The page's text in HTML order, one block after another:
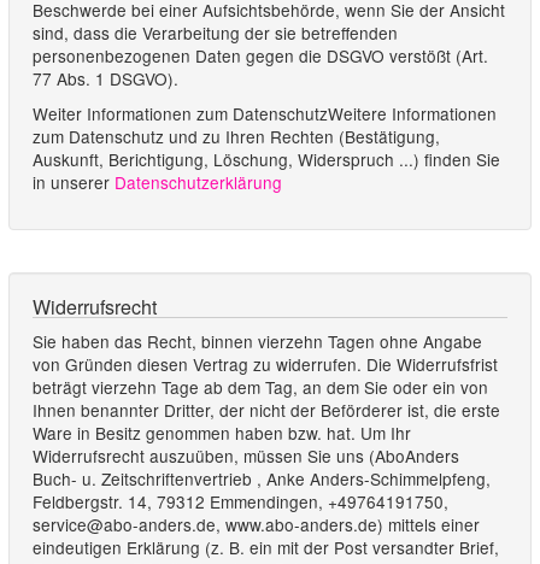
Beschwerde bei einer Aufsichtsbehörde, wenn Sie der Ansicht
sind, dass die Verarbeitung der sie betreffenden
personenbezogenen Daten gegen die DSGVO verstößt (Art.
77 Abs. 1 DSGVO).
Weiter Informationen zum DatenschutzWeitere Informationen
zum Datenschutz und zu Ihren Rechten (Bestätigung,
Auskunft, Berichtigung, Löschung, Widerspruch ...) finden Sie
in unserer Datenschutzerklärung
Widerrufsrecht
Sie haben das Recht, binnen vierzehn Tagen ohne Angabe
von Gründen diesen Vertrag zu widerrufen. Die Widerrufsfrist
beträgt vierzehn Tage ab dem Tag, an dem Sie oder ein von
Ihnen benannter Dritter, der nicht der Beförderer ist, die erste
Ware in Besitz genommen haben bzw. hat. Um Ihr
Widerrufsrecht auszuüben, müssen Sie uns (AboAnders
Buch- u. Zeitschriftenvertrieb , Anke Anders-Schimmelpfeng,
Feldbergstr. 14, 79312 Emmendingen, +49764191750,
service@abo-anders.de, www.abo-anders.de) mittels einer
eindeutigen Erklärung (z. B. ein mit der Post versandter Brief,